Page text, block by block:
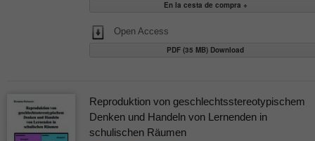
Open Access
PDF (35 MB) Download
Reproduktion von geschlechtsstereotypischem
Denken und Handeln von Lernenden in
schulischen Räumen